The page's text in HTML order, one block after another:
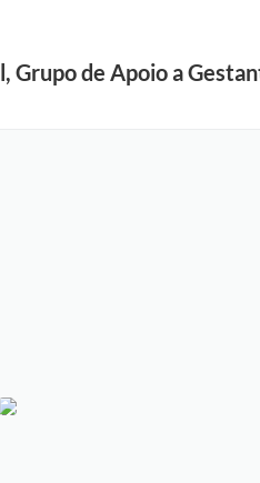
Grupo de Apoio a